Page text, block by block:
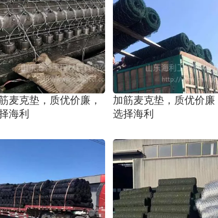
麦克垫，质优价廉，
海利
加筋麦克垫，质优价廉
选择海利